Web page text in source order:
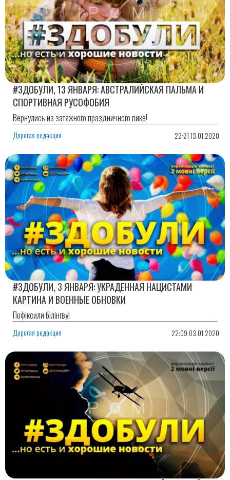
#ЗДОБУЛИ, 13 ЯНВАРЯ: АВСТРАЛИЙСКАЯ ПАЛЬМА И
СПОРТИВНАЯ РУСОФОБИЯ
Вернулись из затяжного праздничного пике!
Дорогая редакция 22:21 13.01.2020
#ЗДОБУЛИ, 3 ЯНВАРЯ: УКРАДЕННАЯ НАЦИСТАМИ
КАРТИНА И ВОЕННЫЕ ОБНОВКИ
Пофіксили білінгву!
Дорогая редакция 22:09 03.01.2020